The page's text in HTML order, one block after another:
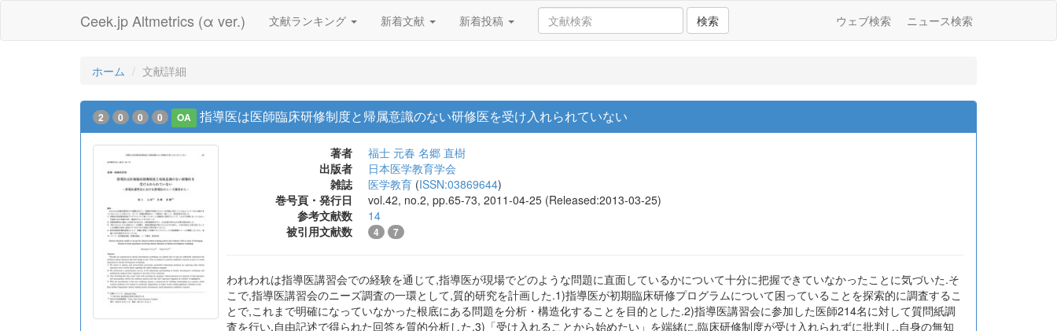
Ceek.jp Altmetrics (α ver.) 文献ランキング 新着文献 新着投稿 検索 ウェブ検索 ニュース検索
ホーム 文献詳細
2 0 0 0 OA 指導医は医師臨床研修制度と帰属意識のない研修医を受け入れられていない
著者 福士 元春 名郷 直樹
出版者
日本医学教育学会
雑誌
医学教育 (ISSN:03869644)
巻号頁・発行日
vol.42, no.2, pp.65-73, 2011-04-25 (Released:2013-03-25)
参考文献数
14
被引用文献数
4 7
われわれは指導医講習会での経験を通じて,指導医が現場でどのような問題に直面しているかについて十分に把握できていなかったことに気づいた.そ
こで,指導医講習会のニーズ調査の一環として,質的研究を計画した.1)指導医が初期臨床研修プログラムについて困っていることを探索的に調査するこ
とで,これまで明確になっていなかった根底にある問題を分析・構造化することを目的とした.2)指導医講習会に参加した医師214名に対して質問紙調
査を行い,自由記述で得られた回答を質的分析した.3)「受け入れることから始めたい」を端緒に,臨床研修制度が受け入れられずに批判し,自身の無知